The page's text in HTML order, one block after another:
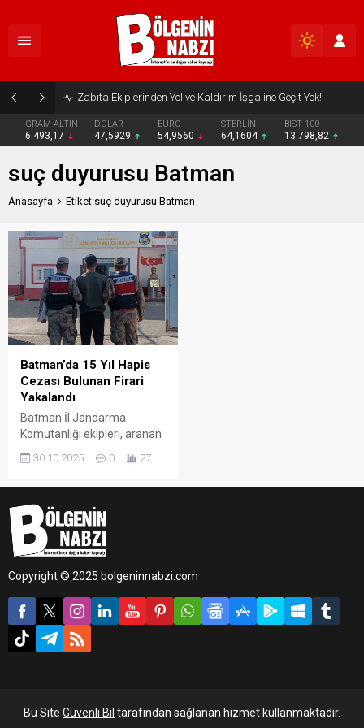
Zabıta Ekiplerinden Yol ve Kaldırım İşgaline Geçit Yok!
GRAM ALTIN
6.493,17
DOLAR
47,5929
EURO
54,9560
STERLİN
64,1604
BIST 100
13.798,82
suç duyurusu Batman
Anasayfa Etiket:suç duyurusu Batman
Batman’da 15 Yıl Hapis
Cezası Bulunan Firari
Yakalandı
Batman İl Jandarma
Komutanlığı ekipleri, aranan
şahıslara yönelik yürüttüğü
çalışmalar kapsamında
30.10.2025 0 27
Copyright © 2025 bolgeninnabzi.com
Bu Site Güvenli Bil tarafından sağlanan hizmet kullanmaktadır.